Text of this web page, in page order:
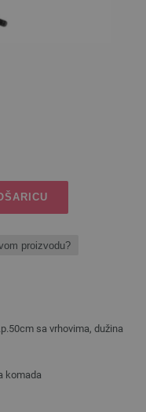
proizvodu?
sa vrhovima, dužina
komada